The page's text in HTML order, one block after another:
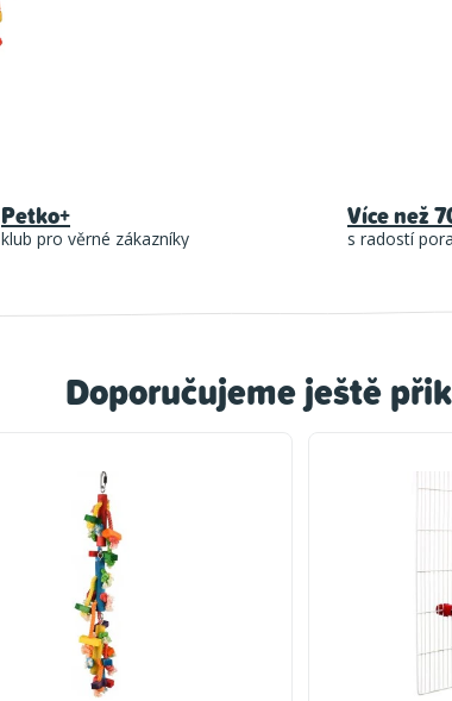
Doporučujeme ještě
Petko+
klub pro věrné zákazníky
Více než
s radostí